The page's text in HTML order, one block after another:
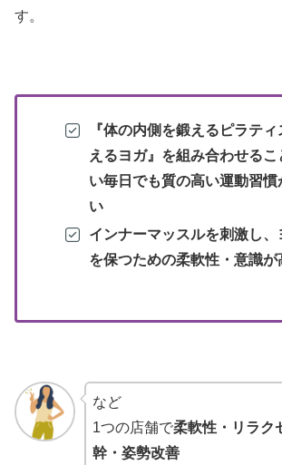
す。
『体の内側を鍛えるピラテ
えるヨガ』を組み合わせるこ
い毎日でも質の高い運動習慣
い
インナーマッスルを刺激し、
を保つための柔軟性・意識が
など
1つの店舗で柔軟性・リラク
幹・姿勢改善